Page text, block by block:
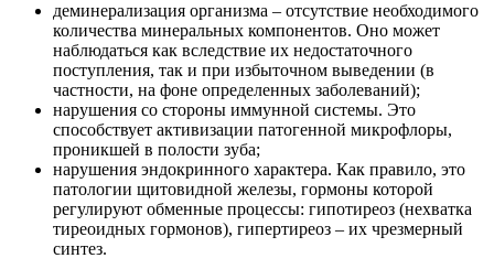
деминерализация организма – отсутствие необходимого
количества минеральных компонентов. Оно может
наблюдаться как вследствие их недостаточного
поступления, так и при избыточном выведении (в
частности, на фоне определенных заболеваний);
нарушения со стороны иммунной системы. Это
способствует активизации патогенной микрофлоры,
проникшей в полости зуба;
нарушения эндокринного характера. Как правило, это
патологии щитовидной железы, гормоны которой
регулируют обменные процессы: гипотиреоз (нехватка
тиреоидных гормонов), гипертиреоз – их чрезмерный
синтез.